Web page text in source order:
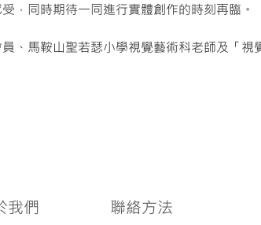
，同時期待一同進行實體創作的時刻再臨。
、馬鞍山聖若瑟小學視覺藝術科老師及「視
我們 聯絡方法